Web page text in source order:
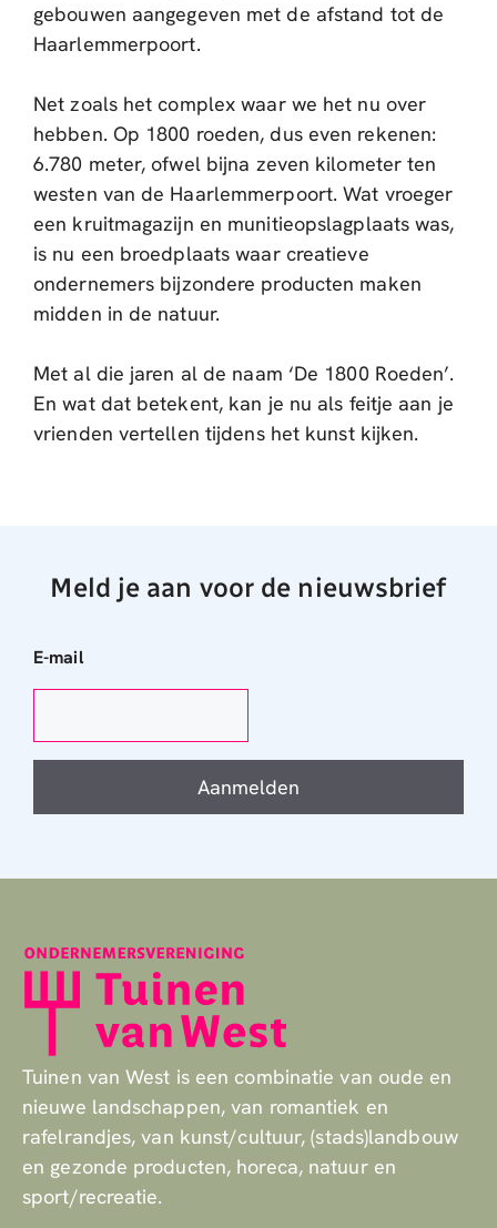
gebouwen aangegeven met de afstand tot de
Haarlemmerpoort.
Net zoals het complex waar we het nu over
hebben. Op 1800 roeden, dus even rekenen:
6.780 meter, ofwel bijna zeven kilometer ten
westen van de Haarlemmerpoort. Wat vroeger
een kruitmagazijn en munitieopslagplaats was,
is nu een broedplaats waar creatieve
ondernemers bijzondere producten maken
midden in de natuur.
Met al die jaren al de naam ‘De 1800 Roeden’.
En wat dat betekent, kan je nu als feitje aan je
vrienden vertellen tijdens het kunst kijken.
Meld je aan voor de nieuwsbrief
E-mail
Aanmelden
Tuinen van West is een combinatie van oude en
nieuwe landschappen, van romantiek en
rafelrandjes, van kunst/cultuur, (stads)landbouw
en gezonde producten, horeca, natuur en
sport/recreatie.